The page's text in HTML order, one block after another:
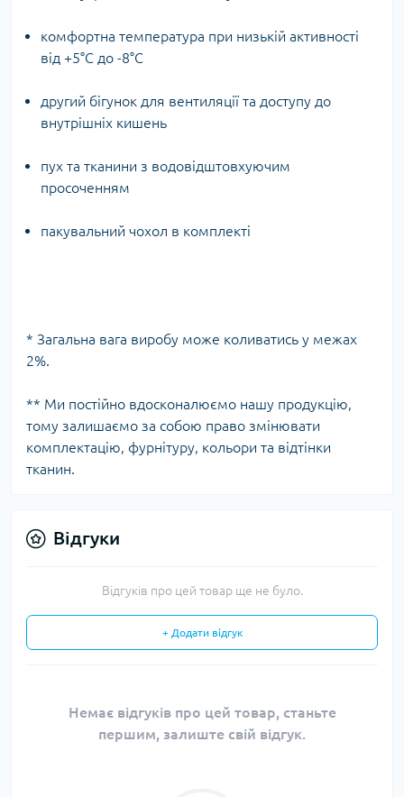
комфортна температура при низькій активності
від +5°C до -8°C
другий бігунок для вентиляції та доступу до
внутрішніх кишень
пух та тканини з водовідштовхуючим
просоченням
пакувальний чохол в комплекті
* Загальна вага виробу може коливатись у межах
2%.
** Ми постійно вдосконалюємо нашу продукцію,
тому залишаємо за собою право змінювати
комплектацію, фурнітуру, кольори та відтінки
тканин.
Відгуки
Відгуків про цей товар ще не було.
+ Додати відгук
Немає відгуків про цей товар, станьте
першим, залиште свій відгук.